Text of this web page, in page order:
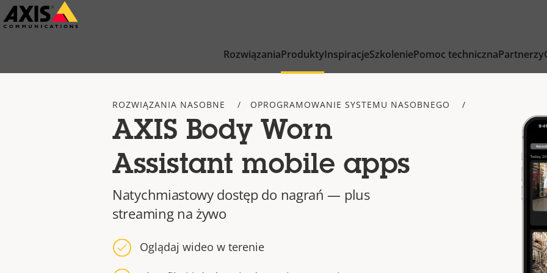
Przejdź
do
RozwiązaniaProduktyInspiracjeSzkoleniePomoc technicznaPartnerzy
ROZWIĄZANIA NASOBNE OPROGRAMOWANIE SYSTEMU NASOBNEGO
AXIS Body Worn
Assistant mobile apps
Natychmiastowy dostęp do nagrań — plus
streaming na żywo
Oglądaj wideo w terenie